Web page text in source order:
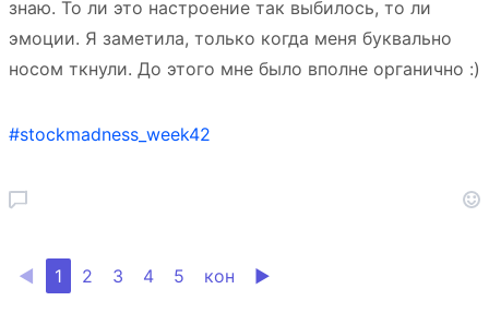
знаю. То ли это настроение так выбилось, то ли
эмоции. Я заметила, только когда меня буквально
носом ткнули. До этого мне было вполне органично :)
#stockmadness_week42
◀ 1 2 3 4 5 кон ▶